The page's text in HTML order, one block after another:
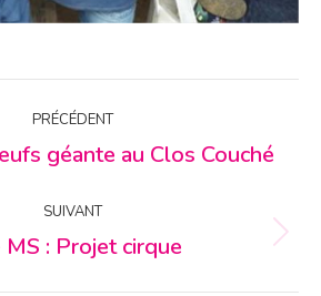
PRÉCÉDENT
Article
:
géante au Clos Couché
SUIVANT
Article
MS : Projet cirque